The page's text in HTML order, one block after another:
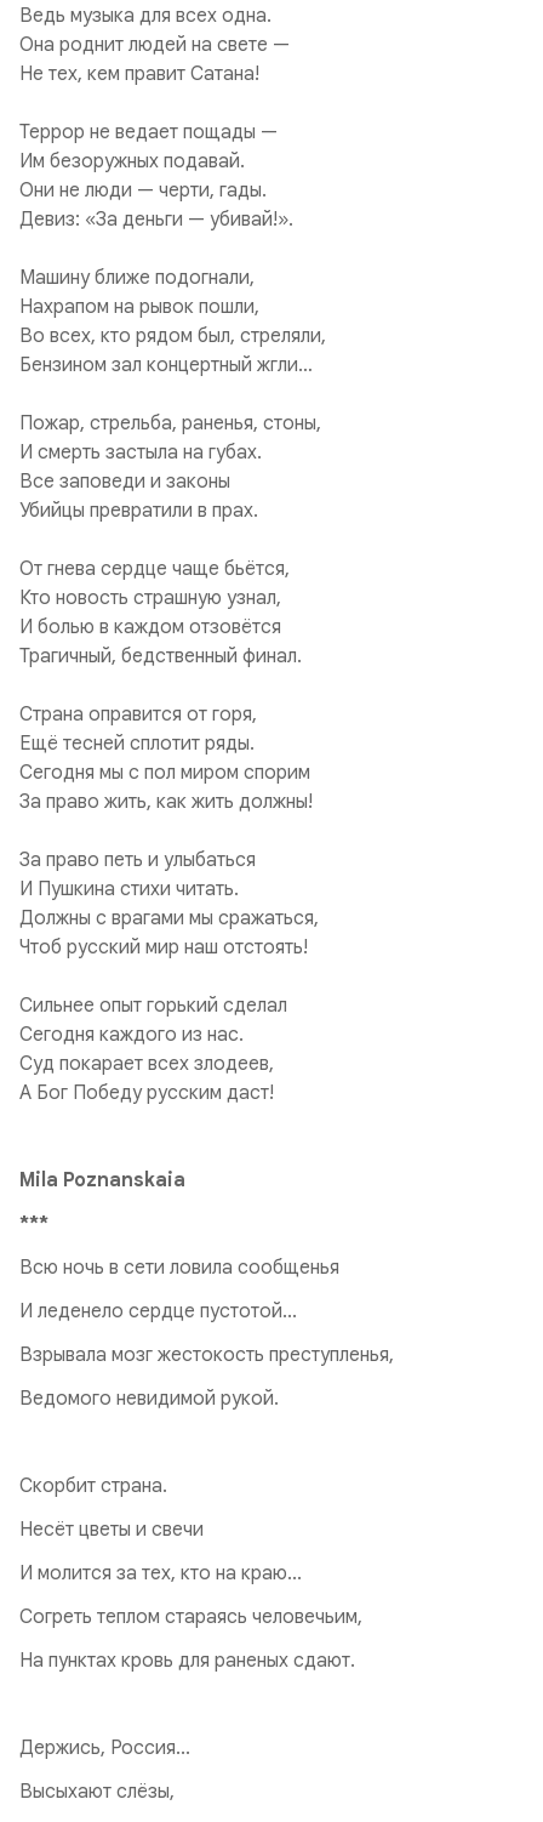
Ведь музыка для всех одна.
Она роднит людей на свете —
Не тех, кем правит Сатана!
Террор не ведает пощады —
Им безоружных подавай.
Они не люди — черти, гады.
Девиз: «За деньги — убивай!».
Машину ближе подогнали,
Нахрапом на рывок пошли,
Во всех, кто рядом был, стреляли,
Бензином зал концертный жгли…
Пожар, стрельба, раненья, стоны,
И смерть застыла на губах.
Все заповеди и законы
Убийцы превратили в прах.
От гнева сердце чаще бьётся,
Кто новость страшную узнал,
И болью в каждом отзовётся
Трагичный, бедственный финал.
Страна оправится от горя,
Ещё тесней сплотит ряды.
Сегодня мы с пол миром спорим
За право жить, как жить должны!
За право петь и улыбаться
И Пушкина стихи читать.
Должны с врагами мы сражаться,
Чтоб русский мир наш отстоять!
Сильнее опыт горький сделал
Сегодня каждого из нас.
Суд покарает всех злодеев,
А Бог Победу русским даст!
Mila Poznanskaia
***
Всю ночь в сети ловила сообщенья
И леденело сердце пустотой...
Взрывала мозг жестокость преступленья,
Ведомого невидимой рукой.
Скорбит страна.
Несёт цветы и свечи
И молится за тех, кто на краю...
Согреть теплом стараясь человечьим,
На пунктах кровь для раненых сдают.
Держись, Россия...
Высыхают слёзы,